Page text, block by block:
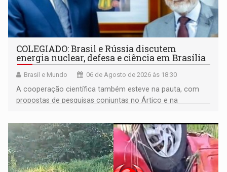
COLEGIADO: Brasil e Rússia discutem
energia nuclear, defesa e ciência em Brasília
Brasil e Mundo 06 de Agosto de 2026 às 18:30
A cooperação científica também esteve na pauta, com
propostas de pesquisas conjuntas no Ártico e na